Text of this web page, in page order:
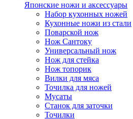
Японские ножи и аксессуары
Набор кухонных ножей
Кухонные ножи из стали
Поварской нож
Нож Сантоку
Универсальный нож
Нож для стейка
Нож топорик
Вилки для мяса
Точилка для ножей
Мусаты
Станок для заточки
Точилки